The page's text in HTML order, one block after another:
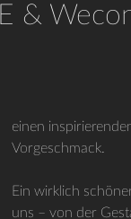
&
einen
Vorgeschmack.
Ein wirklich
uns – von der